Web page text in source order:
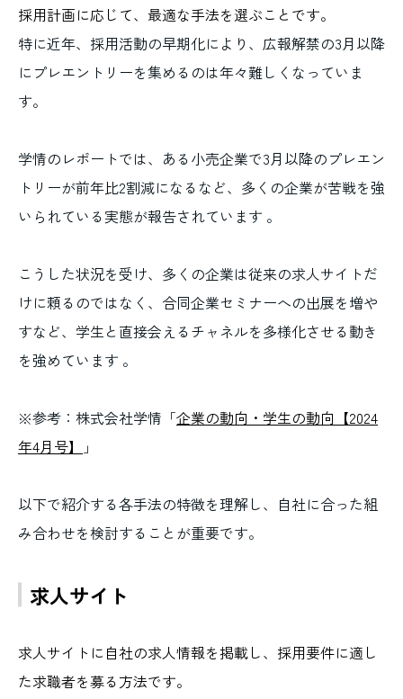
採用計画に応じて、最適な手法を選ぶことです。
特に近年、採用活動の早期化により、広報解禁の3月以降
にプレエントリーを集めるのは年々難しくなっていま
す。
学情のレポートでは、ある小売企業で3月以降のプレエン
トリーが前年比2割減になるなど、多くの企業が苦戦を強
いられている実態が報告されています 。
こうした状況を受け、多くの企業は従来の求人サイトだ
けに頼るのではなく、合同企業セミナーへの出展を増や
すなど、学生と直接会えるチャネルを多様化させる動き
を強めています 。
※参考：株式会社学情「企業の動向・学生の動向【2024
年4月号】
」
以下で紹介する各手法の特徴を理解し、自社に合った組
み合わせを検討することが重要です。
求人サイト
求人サイトに自社の求人情報を掲載し、採用要件に適し
た求職者を募る方法です。